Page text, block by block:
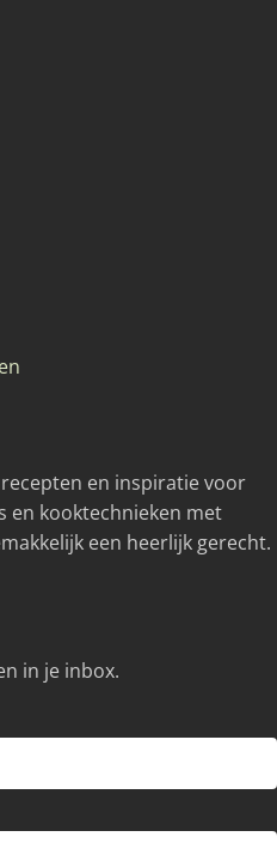
en inspiratie voor
en kooktechnieken met
een heerlijk gerecht.
in je inbox.